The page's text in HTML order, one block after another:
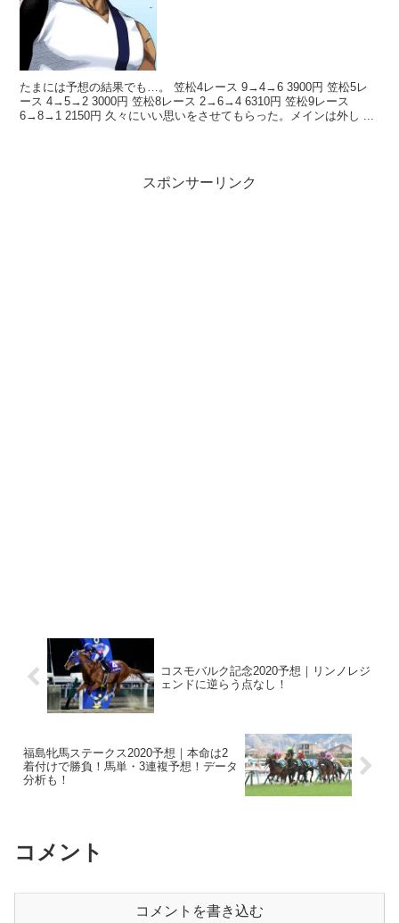
たまには予想の結果でも…。 笠松4レース 9→4→6 3900円 笠松5レ
ース 4→5→2 3000円 笠松8レース 2→6→4 6310円 笠松9レース
6→8→1 2150円 久々にいい思いをさせてもらった。メインは外し ...
スポンサーリンク
コスモバルク記念2020予想｜リンノレジ
ェンドに逆らう点なし！
福島牝馬ステークス2020予想｜本命は2
着付けで勝負！馬単・3連複予想！データ
分析も！
コメント
コメントを書き込む